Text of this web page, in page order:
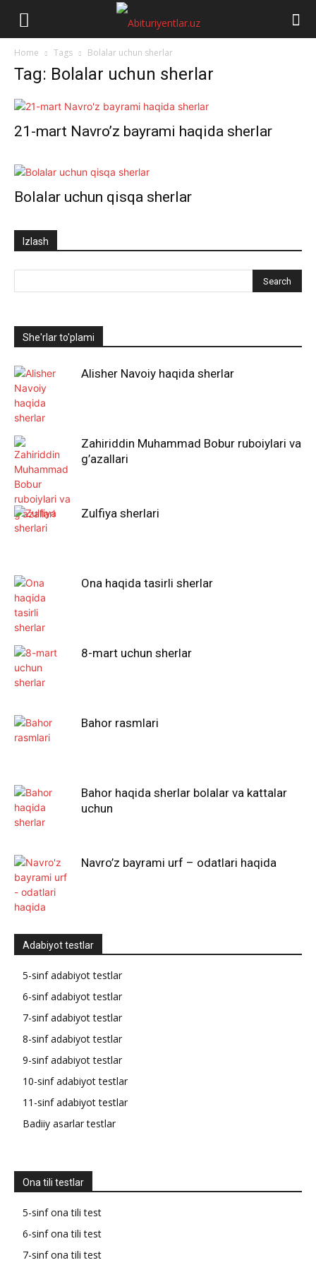
Home Tags Bolalar uchun sherlar
Tag: Bolalar uchun sherlar
21-mart Navro’z bayrami haqida sherlar
Bolalar uchun qisqa sherlar
Izlash
She'rlar to'plami
Alisher Navoiy haqida sherlar
Zahiriddin Muhammad Bobur ruboiylari va
g’azallari
Zulfiya sherlari
Ona haqida tasirli sherlar
8-mart uchun sherlar
Bahor rasmlari
Bahor haqida sherlar bolalar va kattalar
uchun
Navro’z bayrami urf – odatlari haqida
Adabiyot testlar
5-sinf adabiyot testlar
6-sinf adabiyot testlar
7-sinf adabiyot testlar
8-sinf adabiyot testlar
9-sinf adabiyot testlar
10-sinf adabiyot testlar
11-sinf adabiyot testlar
Badiiy asarlar testlar
Ona tili testlar
5-sinf ona tili test
6-sinf ona tili test
7-sinf ona tili test